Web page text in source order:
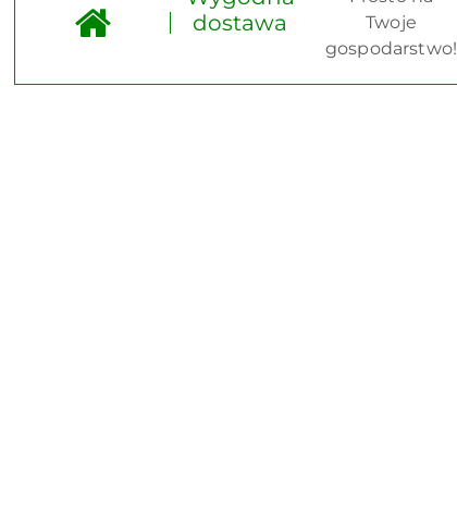
dostawa
Twoje
gospodarstwo!